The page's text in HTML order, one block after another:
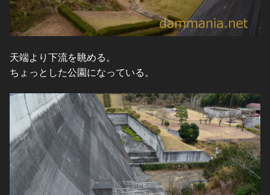
天端より下流を眺める。
ちょっとした公園になっている。